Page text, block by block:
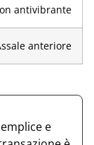
antivibrante
anteriore
e